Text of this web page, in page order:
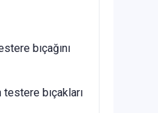
bıçağını
bıçakları